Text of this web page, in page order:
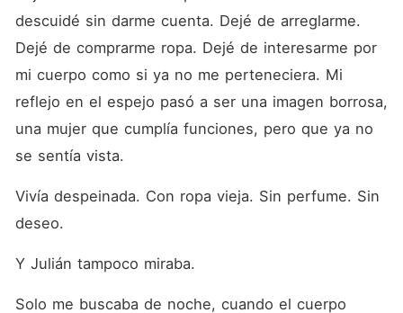
descuidé sin darme cuenta. Dejé de arreglarme.
Dejé de comprarme ropa. Dejé de interesarme por
mi cuerpo como si ya no me perteneciera. Mi
reflejo en el espejo pasó a ser una imagen borrosa,
una mujer que cumplía funciones, pero que ya no
se sentía vista.
Vivía despeinada. Con ropa vieja. Sin perfume. Sin
deseo.
Y Julián tampoco miraba.
Solo me buscaba de noche, cuando el cuerpo